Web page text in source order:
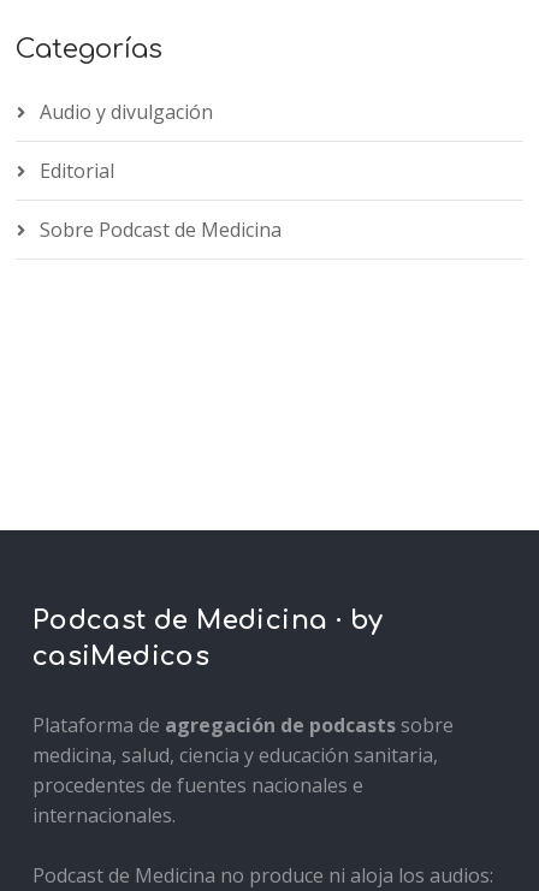
Categorías
Audio y divulgación
Editorial
Sobre Podcast de Medicina
Podcast de Medicina · by
casiMedicos
Plataforma de agregación de podcastssobre
medicina, salud, ciencia y educación sanitaria,
procedentes de fuentes nacionales e
internacionales.
Podcast de Medicina no produce ni aloja los audios: